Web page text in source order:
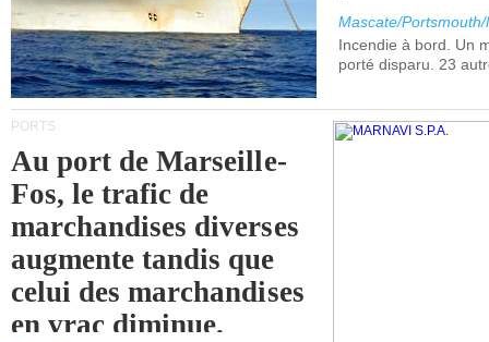
Mascate/
Incendie à bord. Un
porté disparu. 23
PORTS
Au port de Marseille-
Fos, le trafic de
marchandises diverses
augmente tandis que
celui des marchandises
en vrac diminue.